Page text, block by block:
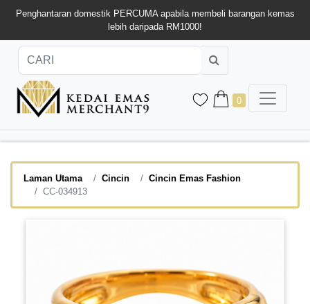
Penghantaran domestik PERCUMA apabila membeli barangan kemas
lebih daripada RM1000!
0
Laman Utama Cincin
Cincin Emas Fashion
CC-034913